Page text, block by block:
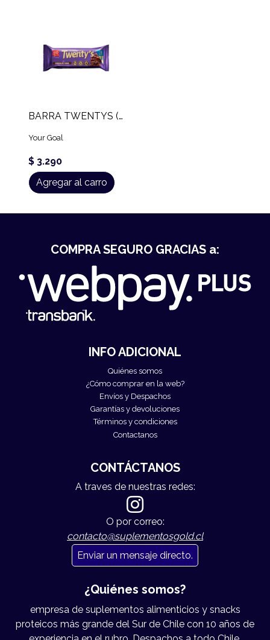
BARRA TWENTYS (60 GR)
Your Goal
$ 3.290
Agregar al carro
INFO ADICIONAL
Quiénes somos
¿Cómo comprar en la web?
Envíos y Despachos
Garantías y devoluciones
Términos y condiciones
Contactanos
COMPRA SEGURO GRACIAS a:
CONTÁCTANOS
A traves de nuestras redes:
O por correo:
contacto@suplementosgold.cl
Enviar un mensaje directo.
¿Quiénes somos?
empresa de suplementos alimenticios y snacks
proteicos más grande del Sur de Chile con 10 años de